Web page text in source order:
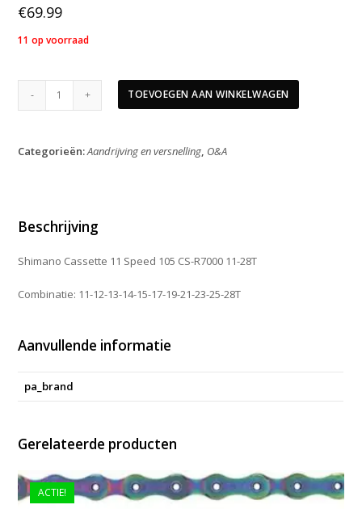
€69.99
11 op voorraad
Shimano
105
28T
TOEVOEGEN AAN WINKELWAGEN
Categorieën:Aandrijving en versnelling, O&A
Beschrijving
Shimano Cassette 11 Speed 105 CS-R7000 11-28T
Combinatie: 11-12-13-14-15-17-19-21-23-25-28T
Aanvullende informatie
pa_brand
Gerelateerde producten
ACTIE!